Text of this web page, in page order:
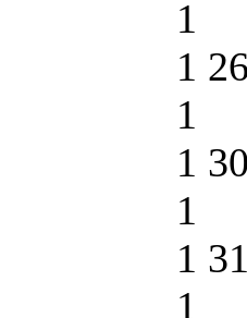
1
1
1
1
1
1
1